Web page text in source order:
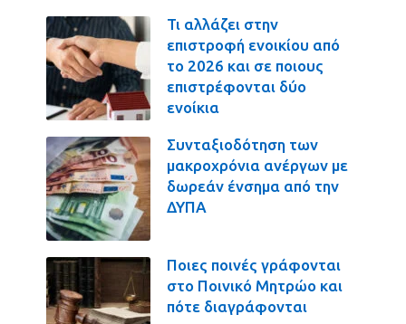
Τι αλλάζει στην
επιστροφή ενοικίου από
το 2026 και σε ποιους
επιστρέφονται δύο
ενοίκια
Συνταξιοδότηση των
μακροχρόνια ανέργων με
δωρεάν ένσημα από την
ΔΥΠΑ
Ποιες ποινές γράφονται
στο Ποινικό Μητρώο και
πότε διαγράφονται